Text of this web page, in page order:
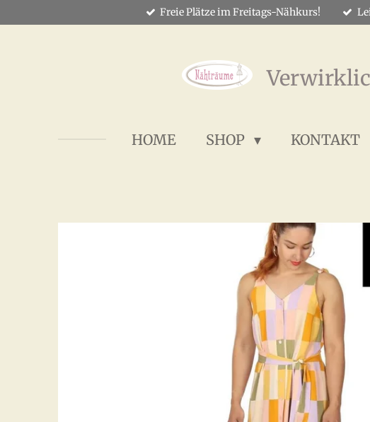
Hauptinhalt
Freie Plätze im Freitags-Nähkurs!
HOME SHOP KONTAKT